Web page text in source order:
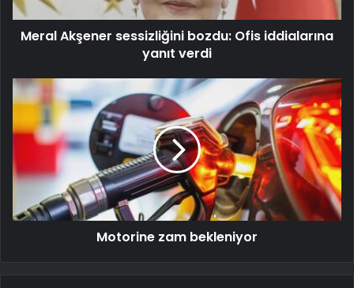
Meral Akşener sessizliğini bozdu: Ofis iddialarına
yanıt verdi
Motorine zam bekleniyor